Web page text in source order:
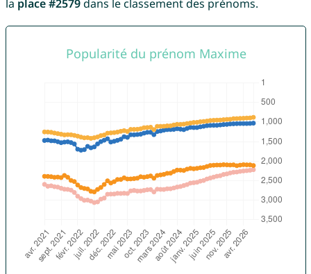
la place #2579dans le classement des prénoms.